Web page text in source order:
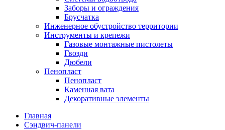
Заборы и ограждения
Брусчатка
Инженерное обустройство территории
Инструменты и крепежи
Газовые монтажные пистолеты
Гвозди
Дюбели
Пенопласт
Пенопласт
Каменная вата
Декоративные элементы
Главная
Сэндвич-панели